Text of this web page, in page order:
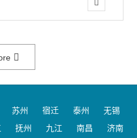
苏州 宿迁 泰州
无锡
抚州 九江 南昌
济南